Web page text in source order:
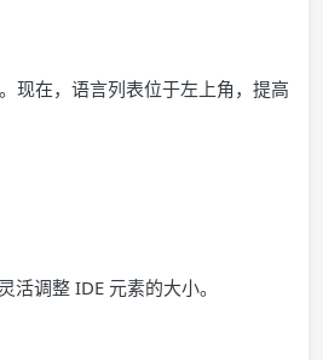
现在，语言列表位于左上角，提高
调整 IDE 元素的大小。